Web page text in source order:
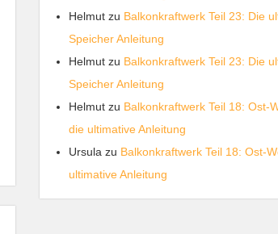
Helmut zu Balkonkraftwerk Teil 23: Die
Speicher Anleitung
Helmut zu Balkonkraftwerk Teil 23: Die
Speicher Anleitung
Helmut zu Balkonkraftwerk Teil 18: Ost-
die ultimative Anleitung
Ursula zu Balkonkraftwerk Teil 18: Ost-
ultimative Anleitung